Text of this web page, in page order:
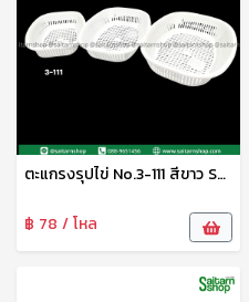
ตะแกรงรุปไข่ No.3-111 สีขาว SRT
฿ 78 / โหล